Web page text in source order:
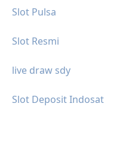
Slot Pulsa
Slot Resmi
live draw sdy
Slot Deposit Indosat